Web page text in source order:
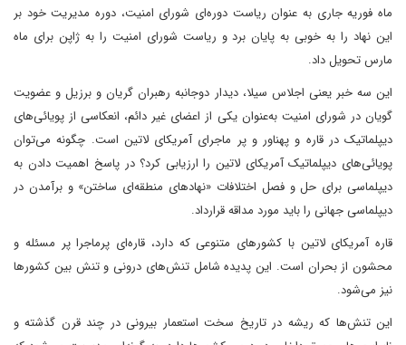
ماه فوریه جاری به عنوان ریاست دوره‌ای شورای امنیت، دوره مدیریت خود بر
این نهاد را به خوبی به پایان برد و ریاست شورای امنیت را به ژاپن برای ماه
مارس تحویل داد.
این سه خبر یعنی اجلاس سیلا، دیدار دوجانبه رهبران گریان و برزیل و عضویت
گویان در شورای امنیت به‌عنوان یکی از اعضای غیر دائم، انعکاسی از پویائی‌های
دیپلماتیک در قاره و پهناور و پر ماجرای آمریکای لاتین است. چگونه می‌توان
پویائی‌های دیپلماتیک آمریکای لاتین را ارزیابی کرد؟ در پاسخ اهمیت دادن به
دیپلماسی برای حل و فصل اختلافات «نهادهای منطقه‌ای ساختن» و برآمدن در
دیپلماسی جهانی را باید مورد مداقه قرارداد.
قاره آمریکای لاتین با کشورهای متنوعی که دارد، قاره‌ای پرماجرا پر مسئله و
محشون از بحران است. این پدیده شامل تنش‌های درونی و تنش بین کشورها
نیز می‌شود.
این تنش‌ها که ریشه در تاریخ سخت استعمار بیرونی در چند قرن گذشته و